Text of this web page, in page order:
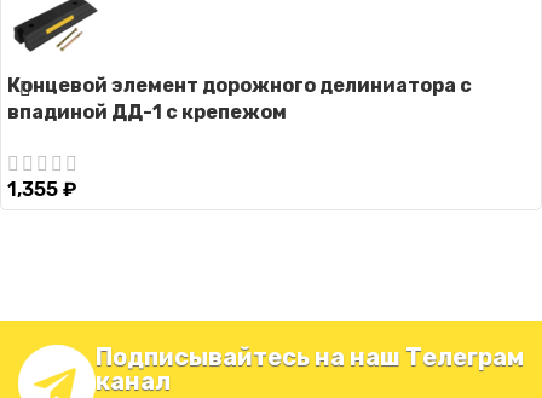
Концевой элемент дорожного делиниатора с
впадиной ДД-1 с крепежом
1,355 ₽
Подписывайтесь на наш Телеграм
канал